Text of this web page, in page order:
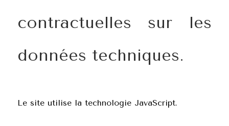
contractuelles sur les
données techniques.
Le site utilise la technologie JavaScript.